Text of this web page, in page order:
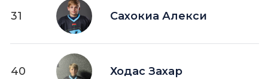
31 Сахокиа Алекси
40 Ходас Захар